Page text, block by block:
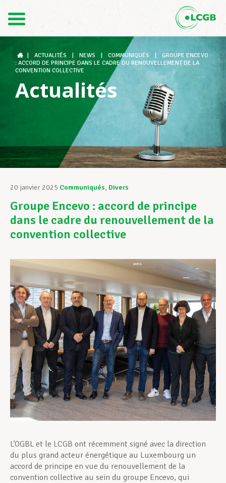
DE
Le LCGB
Structures syndicales
Assistance au Travail
Vos droits
Développement professionnel
Devenir Membre
Actualités
ACTUALITÉS NEWS COMMUNIQUÉS
GROUPE ENCEVO
: ACCORD DE PRINCIPE DANS LE CADRE DU RENOUVELLEMENT DE LA
CONVENTION COLLECTIVE
Actualités
20 janvier 2025 Communiqués, Divers
Groupe Encevo : accord de principe
dans le cadre du renouvellement de la
convention collective
L’OGBL et le LCGB ont récemment signé avec la direction
du plus grand acteur énergétique au Luxembourg un
accord de principe en vue du renouvellement de la
convention collective au sein du groupe Encevo, qui